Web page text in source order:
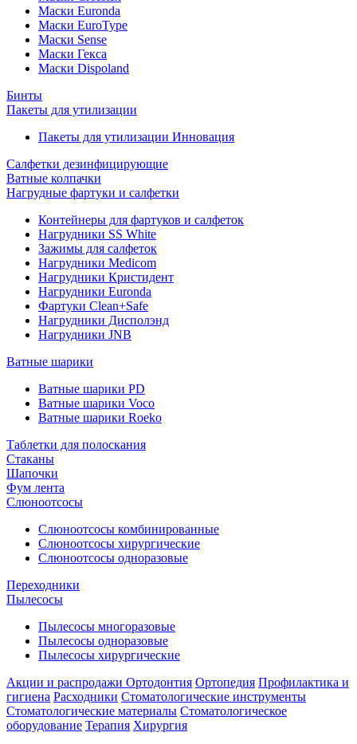
Маски Euronda
Маски EuroType
Маски Sense
Маски Гекса
Маски Dispoland
Бинты
Пакеты для утилизации
Пакеты для утилизации Инновация
Салфетки дезинфицирующие
Ватные колпачки
Нагрудные фартуки и салфетки
Контейнеры для фартуков и салфеток
Нагрудники SS White
Зажимы для салфеток
Нагрудники Medicom
Нагрудники Кристидент
Нагрудники Euronda
Фартуки Clean+Safe
Нагрудники Дисполэнд
Нагрудники JNB
Ватные шарики
Ватные шарики PD
Ватные шарики Voco
Ватные шарики Roeko
Таблетки для полоскания
Стаканы
Шапочки
Фум лента
Слюноотсосы
Слюноотсосы комбинированные
Слюноотсосы хирургические
Слюноотсосы одноразовые
Переходники
Пылесосы
Пылесосы многоразовые
Пылесосы одноразовые
Пылесосы хирургические
Акции и распродажи Ортодонтия Ортопедия Профилактика и
гигиена Расходники Стоматологические инструменты
Стоматологические материалы Стоматологическое
оборудование Терапия Хирургия